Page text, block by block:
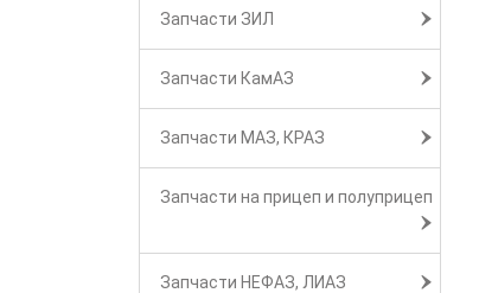
Запчасти ЗИЛ
Запчасти КамАЗ
Запчасти МАЗ, КРАЗ
Запчасти на прицеп и полуприцеп
Запчасти НЕФАЗ, ЛИАЗ